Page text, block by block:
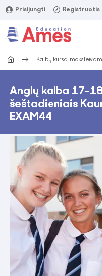
Prisijungti Registruotis
Kalbų kursai
Anglų kalba 17-
šeštadieniais
EXAM44